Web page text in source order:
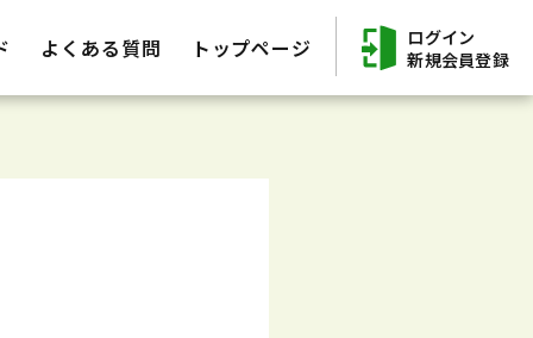
よくある質問 トップページ
ログイン
新規会員登録